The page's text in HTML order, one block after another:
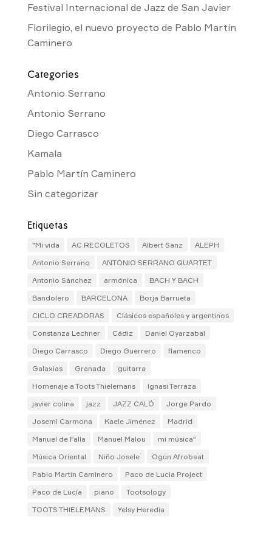
Festival Internacional de Jazz de San Javier
Florilegio, el nuevo proyecto de Pablo Martín
Caminero
Categories
Antonio Serrano
Antonio Serrano
Diego Carrasco
Kamala
Pablo Martín Caminero
Sin categorizar
Etiquetas
"Mi vida AC RECOLETOS Albert Sanz
ALEPH
Antonio Serrano
ANTONIO SERRANO QUARTET
Antonio Sánchez
armónica
BACH Y BACH
Bandolero
BARCELONA
Borja Barrueta
CICLO CREADORAS
Clásicos españoles y argentinos
Constanza Lechner
Cádiz
Daniel Oyarzabal
Diego Carrasco
Diego Guerrero
flamenco
Galaxias
Granada
guitarra
Homenaje a Toots Thielemans
Ignasi Terraza
javier colina
jazz JAZZ CALÓ
Jorge Pardo
Josemi Carmona
Kaele Jiménez
Madrid
Manuel de Falla
Manuel Malou
mi música"
Música Oriental
Niño Josele
Ogún Afrobeat
Pablo Martín Caminero
Paco de Lucia Project
Paco de Lucía
piano
Tootsology
TOOTS THIELEMANS
Yelsy Heredia